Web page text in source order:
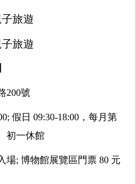
200號
假日 09:30-18:00，每月第
初一休館
場; 博物館展覽區門票 80 元